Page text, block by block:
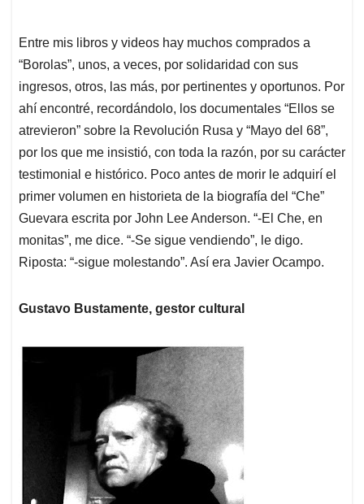
Entre mis libros y videos hay muchos comprados a
“Borolas”, unos, a veces, por solidaridad con sus
ingresos, otros, las más, por pertinentes y oportunos. Por
ahí encontré, recordándolo, los documentales “Ellos se
atrevieron” sobre la Revolución Rusa y “Mayo del 68”,
por los que me insistió, con toda la razón, por su carácter
testimonial e histórico. Poco antes de morir le adquirí el
primer volumen en historieta de la biografía del “Che”
Guevara escrita por John Lee Anderson. “-El Che, en
monitas”, me dice. “-Se sigue vendiendo”, le digo.
Riposta: “-sigue molestando”. Así era Javier Ocampo.
Gustavo Bustamente, gestor cultural